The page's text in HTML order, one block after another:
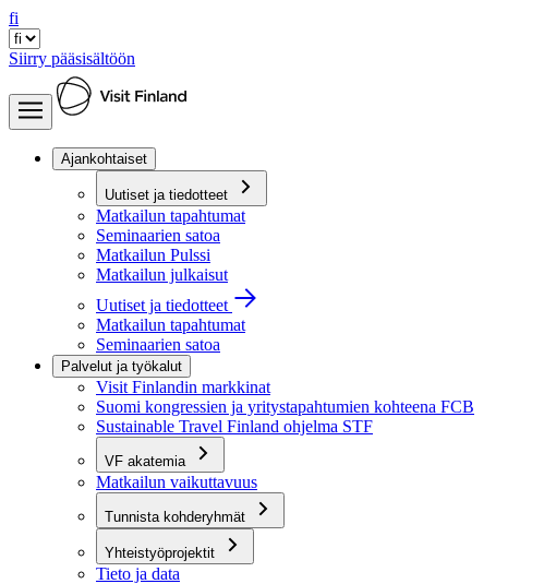
fi
Siirry pääsisältöön
Ajankohtaiset
Uutiset ja tiedotteet
Matkailun tapahtumat
Seminaarien satoa
Matkailun Pulssi
Matkailun julkaisut
Uutiset ja tiedotteet
Matkailun tapahtumat
Seminaarien satoa
Palvelut ja työkalut
Visit Finlandin markkinat
Suomi kongressien ja yritystapahtumien kohteena FCB
Sustainable Travel Finland ohjelma STF
VF akatemia
Matkailun vaikuttavuus
Tunnista kohderyhmät
Yhteistyöprojektit
Tieto ja data